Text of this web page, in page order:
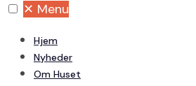
✕ Menu
Hjem
Nyheder
Om Huset